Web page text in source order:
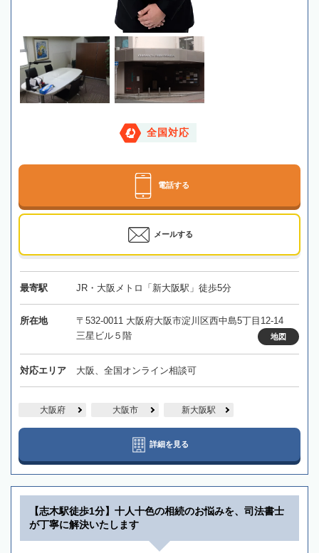
全国対応
電話する
メールする
最寄駅 JR・大阪メトロ「新大阪駅」徒歩5分
所在地
〒532-0011 大阪府大阪市淀川区西中島5丁目12-14
三星ビル５階
地図
対応エリア 大阪、全国オンライン相談可
大阪府 大阪市 新大阪駅
詳細を見る
【志木駅徒歩1分】十人十色の相続のお悩みを、司法書士
が丁寧に解決いたします